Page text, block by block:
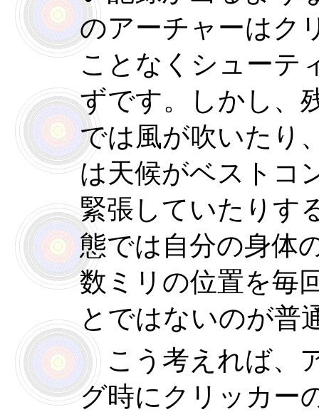
のアーチャーはク
ことなくシューテ
ずです。しかし、
では風が吹いたり
は天候がベストコ
緊張していたりす
態では自分の身体
数ミリの位置を毎
とではないのが普
こう考えれば、
グ時にクリッカー